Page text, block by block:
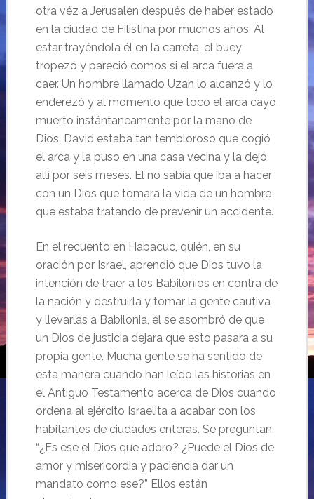
otra véz a Jerusalén después de haber estado
en la ciudad de Filistina por muchos años. Al
estar trayéndola él en la carreta, el buey
tropezó y pareció comos si el arca fuera a
caer. Un hombre llamado Uzah lo alcanzó y lo
enderezó y al momento que tocó el arca cayó
muerto instántaneamente por la mano de
Dios. David estaba tan tembloroso que cogió
el arca y la puso en una casa vecina y la dejó
allí por seis meses. El no sabía que iba a hacer
con un Dios que tomara la vida de un hombre
que estaba tratando de prevenir un accidente.
En el recuento en Habacuc, quién, en su
oración por Israel, aprendió que Dios tuvo la
intención de traer a los Babilonios en contra de
la nación y destruirla y tomar la gente cautiva
y llevarlas a Babilonia, él se asombró de que
un Dios de justicia dejara que esto pasara a su
propia gente. Mucha gente se ha sentido de
esta manera cuando han leído las historias en
el Antiguo Testamento acerca de Dios cuando
ordena al ejército Israelita a acabar con los
habitantes de ciudades enteras. Se preguntan,
“¿Es ese el Dios que adoro? ¿Puede el Dios de
amor y misericordia y paciencia dar un
mandato como ese?” Ellos están